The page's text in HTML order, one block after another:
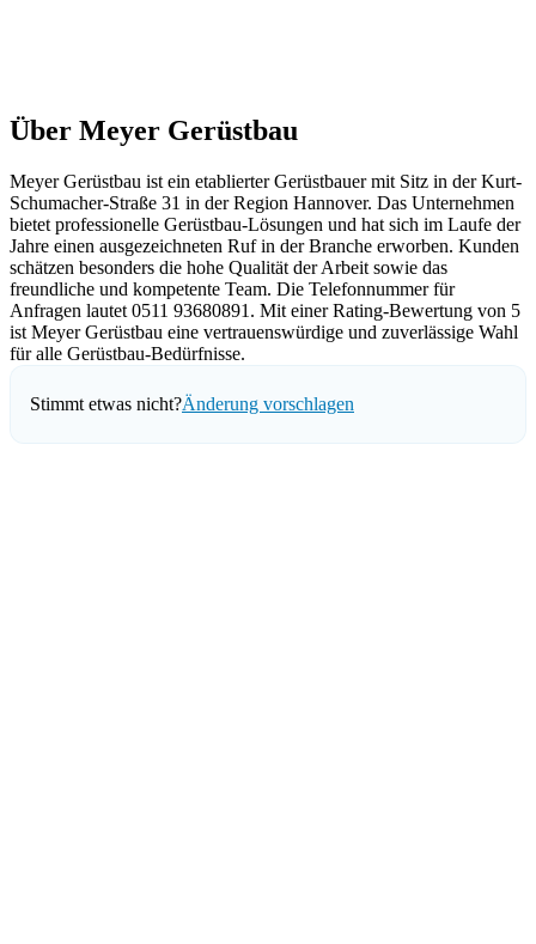
Über Meyer Gerüstbau
Meyer Gerüstbau ist ein etablierter Gerüstbauer mit Sitz in der Kurt-
Schumacher-Straße 31 in der Region Hannover. Das Unternehmen
bietet professionelle Gerüstbau-Lösungen und hat sich im Laufe der
Jahre einen ausgezeichneten Ruf in der Branche erworben. Kunden
schätzen besonders die hohe Qualität der Arbeit sowie das
freundliche und kompetente Team. Die Telefonnummer für
Anfragen lautet 0511 93680891. Mit einer Rating-Bewertung von 5
ist Meyer Gerüstbau eine vertrauenswürdige und zuverlässige Wahl
für alle Gerüstbau-Bedürfnisse.
Stimmt etwas nicht?Änderung vorschlagen